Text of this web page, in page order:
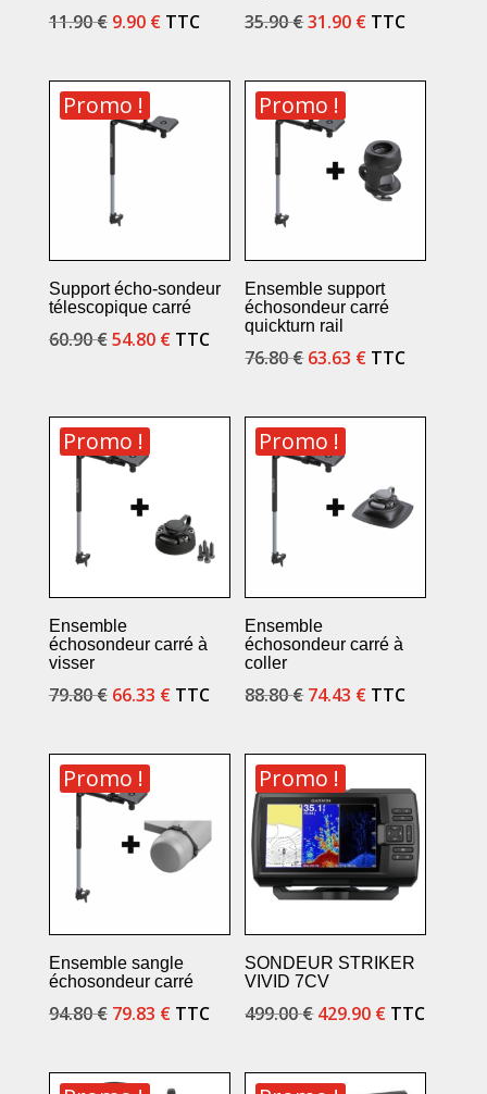
11.90€ Le
initial
était :
11.90 €.
9.90 €Le
actuel
9.90 €.
TTC 35.90€Le
initial
était :
35.90 €.
31.90 €Le
actuel
TTC
Promo !
Support écho-sondeur
télescopique carré
60.90€Le
était :
60.90 €.
54.80 €Le
est :
TTC
Promo !
Ensemble support
échosondeur carré
quickturn rail
76.80€ Le
initial
était :
76.80 €.
63.63 €Le
actuel
TTC
Promo !
Ensemble
échosondeur carré à
visser
79.80€ Le
initial
était :
79.80 €.
66.33 €Le
actuel
TTC
Promo !
Ensemble
échosondeur carré à
coller
88.80€ Le
initial
était :
88.80 €.
74.43 €Le
actuel
74.43 €.
TTC
Promo !
Ensemble sangle
échosondeur carré
94.80€ Le
initial
79.83 €Le
actuel
TTC
Promo !
SONDEUR STRIKER
VIVID 7CV
499.00€ Le
initial
429.90 €Le
actuel
TTC